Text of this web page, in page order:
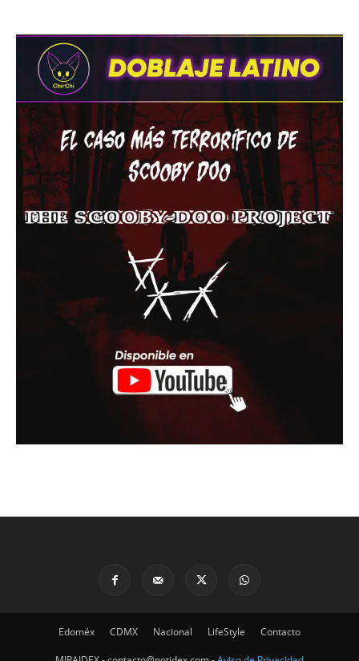
Edoméx CDMX Nacional LifeStyle Contacto